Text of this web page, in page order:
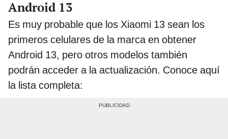
Android 13
Es muy probable que los Xiaomi 13 sean los
primeros celulares de la marca en obtener
Android 13, pero otros modelos también
podrán acceder a la actualización. Conoce aquí
la lista completa: